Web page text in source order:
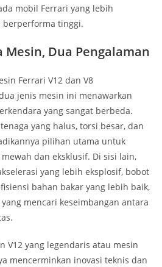
mobil Ferrari yang lebih
tinggi.
Mesin, Dua Pengalaman
Ferrari V12 dan V8
jenis mesin ini menawarkan
yang sangat berbeda.
yang halus, torsi besar, dan
pilihan utama untuk
dan eksklusif. Di sisi lain,
yang lebih eksplosif, bobot
bahan bakar yang lebih baik,
mencari keseimbangan antara
V12 yang legendaris atau mesin
mencerminkan inovasi teknis dan